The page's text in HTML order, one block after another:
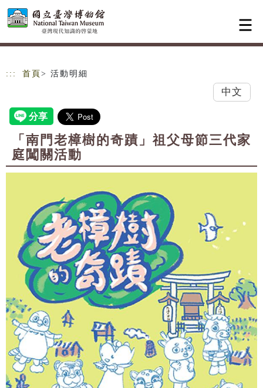
跳到主要內容
網站導覽
::: 首頁 > 活動明細
中文
「南門老樟樹的奇蹟」祖父母節三代家
庭闖關活動